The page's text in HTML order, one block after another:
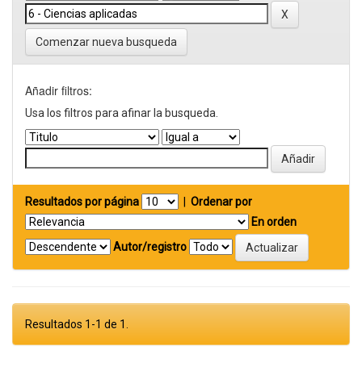
Comenzar nueva busqueda
Añadir filtros:
Usa los filtros para afinar la busqueda.
Resultados por página
Ordenar por
En orden
Autor/registro
Resultados 1-1 de 1.